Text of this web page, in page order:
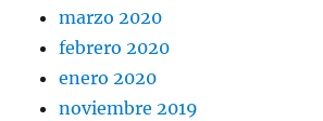
marzo 2020
febrero 2020
enero 2020
noviembre 2019